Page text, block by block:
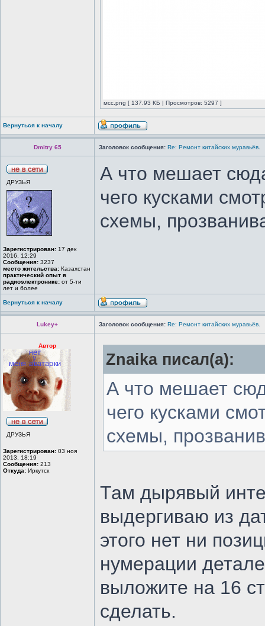
мсс.png [ 137.93 КБ | Просмотров: 5297 ]
Вернуться к началу
Dmitry 65 Заголовок сообщения: Re: Ремонт китайских муравьёв.
ДРУЗЬЯ
Зарегистрирован: 17 дек
2016, 12:29
Сообщения: 3237
место жительства: Казахстан
практический опыт в
радиоэлектронике: от 5-ти
лет и более
А что мешает
чего кусками
схемы,
Вернуться к началу
Lukey+ Заголовок сообщения: Re: Ремонт китайских муравьёв.
Автор
ДРУЗЬЯ
Зарегистрирован: 03 ноя
2013, 18:19
Сообщения: 213
Откуда: Иркутск
Znaika писал(а):
А что мешает
чего кусками
схемы,
Там дырявый
выдергиваю из
этого нет ни
нумерации
выложите на 16
сделать.